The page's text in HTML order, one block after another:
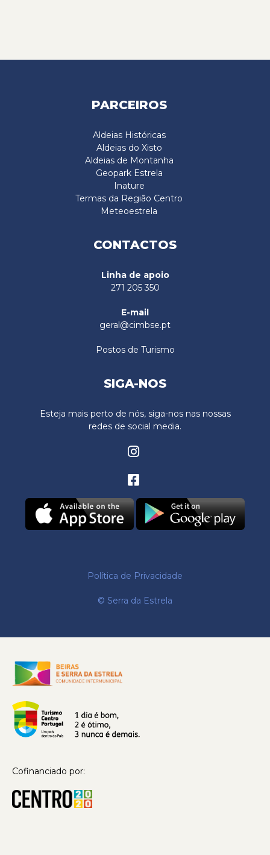
PARCEIROS
Aldeias Históricas
Aldeias do Xisto
Aldeias de Montanha
Geopark Estrela
Inature
Termas da Região Centro
Meteoestrela
CONTACTOS
Linha de apoio
271 205 350
E-mail
geral@cimbse.pt
Postos de Turismo
SIGA-NOS
Esteja mais perto de nós, siga-nos nas nossas
redes de social media.
© Serra da Estrela
Política de Privacidade
Cofinanciado por: